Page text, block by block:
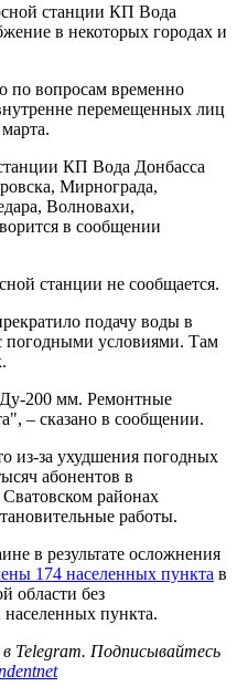
станции КП Вода
в некоторых городах и
по вопросам временно
перемещенных лиц
КП Вода Донбасса
Мирнограда,
Волновахи,
в сообщении
станции не сообщается.
подачу воды в
погодными условиями. Там
200 мм. Ремонтные
– сказано в сообщении.
из-за ухудшения погодных
абонентов в
районах
работы.
в результате осложнения
174 населенных пункта в
области без
населенных пункта.
в Telegram. Подписывайтесь